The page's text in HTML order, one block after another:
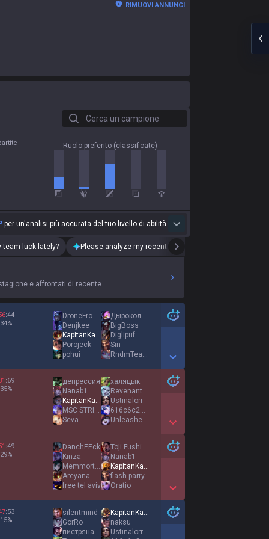
RIMUOVI ANNUNCI
Cerca un campione
Ruolo preferito (classificate)
per un'analisi più accurata del tuo livello di abilità.
team luck lately? Please analyze my recent playstyle.
e affrontati di recente.
:44
34%
DroneFromToplane
Denjkee
KapitanKakao
Porojeck
pohui
ДыроколЭрикраузе
BigBoss
Diglipuf
Sin
RndmTearPlayer
Show More Detail Games
:69
35%
депрессия
Nanab1
KapitanKakao
MSC STRIP LOVER
Sevа
халяцык
Revenant ruler
Ustinalorr
616c6c206f6f0a0a
Unleashed Luiza
Show More Detail Games
:49
29%
DanchEEck
Kinza
MemmortigoDeDio
Areyana
free tel aviv
Toji Fushiguro
Nanab1
KapitanKakao
flash parry
Oratio
Show More Detail Games
:53
15%
silentmind
GorRo
пистрянаура9
KapitanKakao
naksu
Ustinalorr